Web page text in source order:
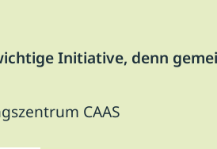
Initiative, denn
CAAS